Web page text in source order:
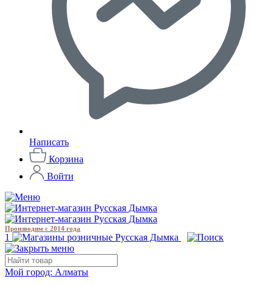
Написать
Корзина
Войти
Производим с 2014 года
1
Мой город: Алматы